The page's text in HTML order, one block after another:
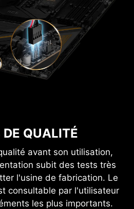
QUALITÉ
avant son utilisation,
subit des tests très
l'usine de fabrication. Le
consultable par l'utilisateur
les plus importants.